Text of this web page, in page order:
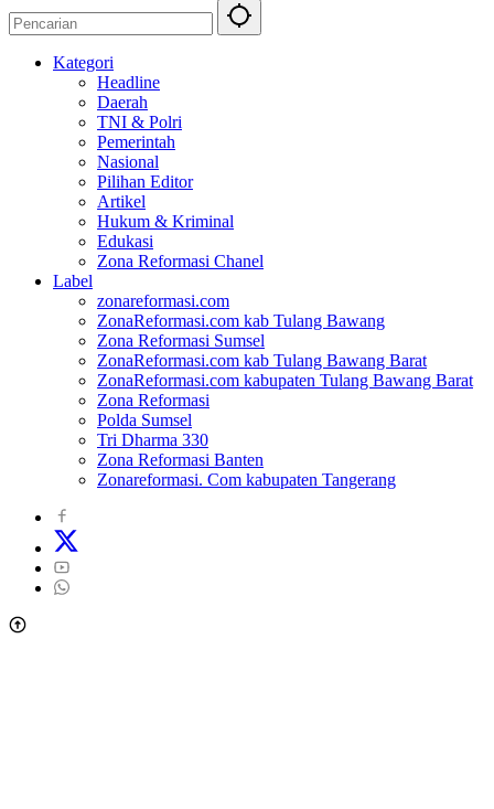
Kategori
Headline
Daerah
TNI & Polri
Pemerintah
Nasional
Pilihan Editor
Artikel
Hukum & Kriminal
Edukasi
Zona Reformasi Chanel
Label
zonareformasi.com
ZonaReformasi.com kab Tulang Bawang
Zona Reformasi Sumsel
ZonaReformasi.com kab Tulang Bawang Barat
ZonaReformasi.com kabupaten Tulang Bawang Barat
Zona Reformasi
Polda Sumsel
Tri Dharma 330
Zona Reformasi Banten
Zonareformasi. Com kabupaten Tangerang